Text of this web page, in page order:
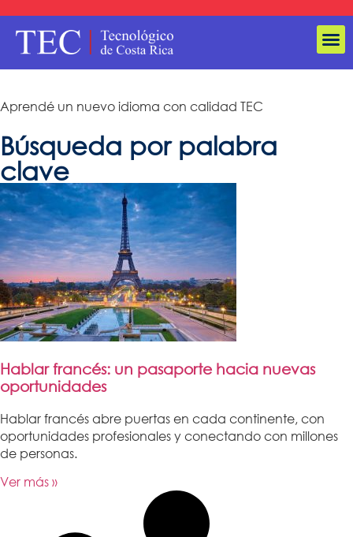
Aprendé un nuevo idioma con calidad TEC
Búsqueda por palabra
clave
Hablar francés: un pasaporte hacia nuevas
oportunidades
Hablar francés abre puertas en cada continente, con
oportunidades profesionales y conectando con millones
de personas.
Ver más »